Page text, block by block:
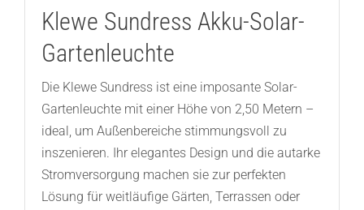
Klewe Sundress Akku-Solar-
Gartenleuchte
Die Klewe Sundress ist eine imposante Solar-
Gartenleuchte mit einer Höhe von 2,50 Metern –
ideal, um Außenbereiche stimmungsvoll zu
inszenieren. Ihr elegantes Design und die autarke
Stromversorgung machen sie zur perfekten
Lösung für weitläufige Gärten, Terrassen oder